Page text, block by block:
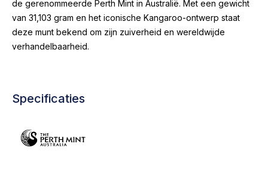
de gerenommeerde Perth Mint in Australië. Met een gewicht
van 31,103 gram en het iconische Kangaroo-ontwerp staat
deze munt bekend om zijn zuiverheid en wereldwijde
verhandelbaarheid.
Specificaties